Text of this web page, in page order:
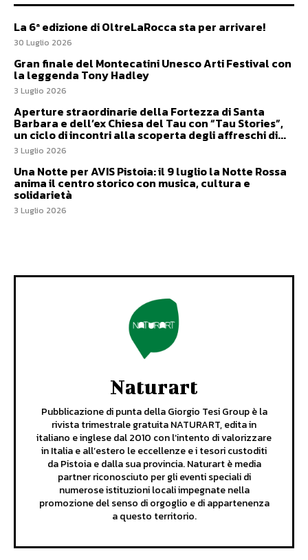
La 6ª edizione di OltreLaRocca sta per arrivare!
30 Luglio 2026
Gran finale del Montecatini Unesco Arti Festival con
la leggenda Tony Hadley
3 Luglio 2026
Aperture straordinarie della Fortezza di Santa
Barbara e dell’ex Chiesa del Tau con “Tau Stories”,
un ciclo di incontri alla scoperta degli affreschi di...
3 Luglio 2026
Una Notte per AVIS Pistoia: il 9 luglio la Notte Rossa
anima il centro storico con musica, cultura e
solidarietà
3 Luglio 2026
Naturart
Pubblicazione di punta della Giorgio Tesi Group è la
rivista trimestrale gratuita NATURART, edita in
italiano e inglese dal 2010 con l’intento di valorizzare
in Italia e all’estero le eccellenze e i tesori custoditi
da Pistoia e dalla sua provincia. Naturart è media
partner riconosciuto per gli eventi speciali di
numerose istituzioni locali impegnate nella
promozione del senso di orgoglio e di appartenenza
a questo territorio.